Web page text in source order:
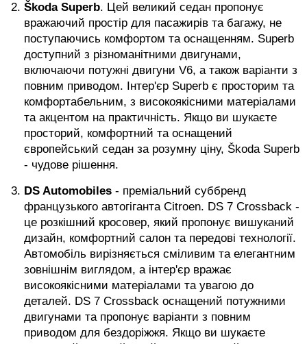
Škoda Superb. Цей великий седан пропонує
вражаючий простір для пасажирів та багажу, не
поступаючись комфортом та оснащенням. Superb
доступний з різноманітними двигунами,
включаючи потужні двигуни V6, а також варіанти з
повним приводом. Інтер'єр Superb є просторим та
комфортабельним, з високоякісними матеріалами
та акцентом на практичність. Якщо ви шукаєте
просторий, комфортний та оснащений
європейський седан за розумну ціну, Škoda Superb
- чудове рішення.
DS Automobiles - преміальний суббренд
французького автогіганта Citroen. DS 7 Crossback -
це розкішний кросовер, який пропонує вишуканий
дизайн, комфортний салон та передові технології.
Автомобіль вирізняється сміливим та елегантним
зовнішнім виглядом, а інтер'єр вражає
високоякісними матеріалами та увагою до
деталей. DS 7 Crossback оснащений потужними
двигунами та пропонує варіанти з повним
приводом для бездоріжжя. Якщо ви шукаєте